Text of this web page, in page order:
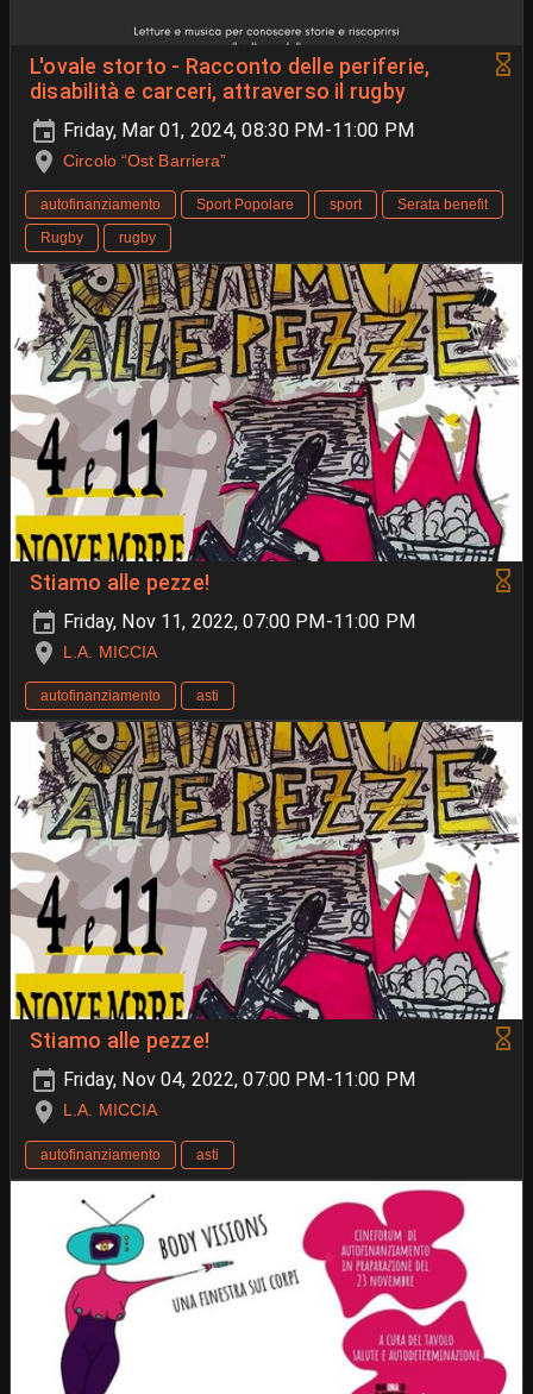
L'ovale storto - Racconto delle periferie,
disabilità e carceri, attraverso il rugby
Friday, Mar 01, 2024, 08:30 PM-11:00 PM
Circolo “Ost Barriera”
autofinanziamento Sport Popolare sport
Serata benefit
Rugby
rugby
Stiamo alle pezze!
Friday, Nov 11, 2022, 07:00 PM-11:00 PM
L.A. MICCIA
autofinanziamento asti
Stiamo alle pezze!
Friday, Nov 04, 2022, 07:00 PM-11:00 PM
L.A. MICCIA
autofinanziamento asti